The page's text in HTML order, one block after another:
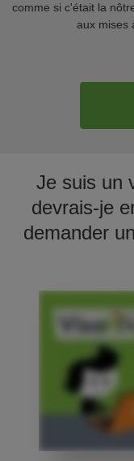
comme si c'était la
aux mises
Je suis un
devrais-je
demander